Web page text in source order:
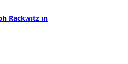
Rackwitz in